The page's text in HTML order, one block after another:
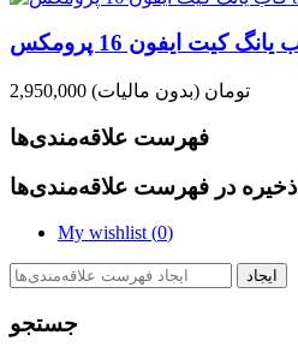
2,950,000 تومان (بدون مالیات)
فهرست علاقه‌مندی‌ها
ذخیره در فهرست علاقه‌مندی‌ها
My wishlist (0)
ایجاد
جستجو